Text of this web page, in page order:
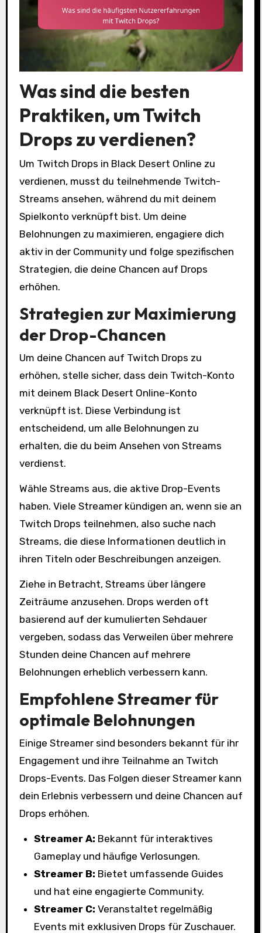
Was sind die besten
Praktiken, um Twitch
Drops zu verdienen?
Um Twitch Drops in Black Desert Online zu
verdienen, musst du teilnehmende Twitch-
Streams ansehen, während du mit deinem
Spielkonto verknüpft bist. Um deine
Belohnungen zu maximieren, engagiere dich
aktiv in der Community und folge spezifischen
Strategien, die deine Chancen auf Drops
erhöhen.
Strategien zur Maximierung
der Drop-Chancen
Um deine Chancen auf Twitch Drops zu
erhöhen, stelle sicher, dass dein Twitch-Konto
mit deinem Black Desert Online-Konto
verknüpft ist. Diese Verbindung ist
entscheidend, um alle Belohnungen zu
erhalten, die du beim Ansehen von Streams
verdienst.
Wähle Streams aus, die aktive Drop-Events
haben. Viele Streamer kündigen an, wenn sie an
Twitch Drops teilnehmen, also suche nach
Streams, die diese Informationen deutlich in
ihren Titeln oder Beschreibungen anzeigen.
Ziehe in Betracht, Streams über längere
Zeiträume anzusehen. Drops werden oft
basierend auf der kumulierten Sehdauer
vergeben, sodass das Verweilen über mehrere
Stunden deine Chancen auf mehrere
Belohnungen erheblich verbessern kann.
Empfohlene Streamer für
optimale Belohnungen
Einige Streamer sind besonders bekannt für ihr
Engagement und ihre Teilnahme an Twitch
Drops-Events. Das Folgen dieser Streamer kann
dein Erlebnis verbessern und deine Chancen auf
Drops erhöhen.
Streamer A: Bekannt für interaktives
Gameplay und häufige Verlosungen.
Streamer B: Bietet umfassende Guides
und hat eine engagierte Community.
Streamer C: Veranstaltet regelmäßig
Events mit exklusiven Drops für Zuschauer.